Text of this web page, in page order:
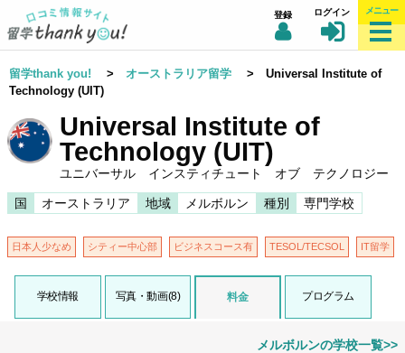
登録 ログイン メニュー
留学thank you! > オーストラリア留学 > Universal Institute of
Technology (UIT)
Universal Institute of
Technology (UIT)
ユニバーサル インスティチュート オブ テクノロジー
国 オーストラリア 地域 メルボルン 種別 専門学校
日本人少なめ シティー中心部 ビジネスコース有 TESOL/TECSOL IT留学
学校情報 写真・動画(8) 料金 プログラム
メルボルンの学校一覧>>